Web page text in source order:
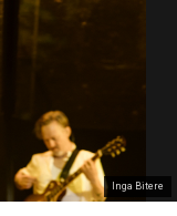
Inga Bitere